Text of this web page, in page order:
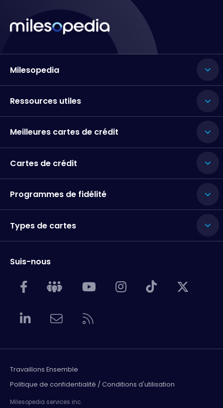
Milesopedia
Ressources utiles
Meilleures cartes de crédit
Cartes de crédit
Programmes de fidélité
Types de cartes
Suis-nous
Travaillons Ensemble
Politique de confidentialité / Conditions d'utilisation
Milesopedia services inc.